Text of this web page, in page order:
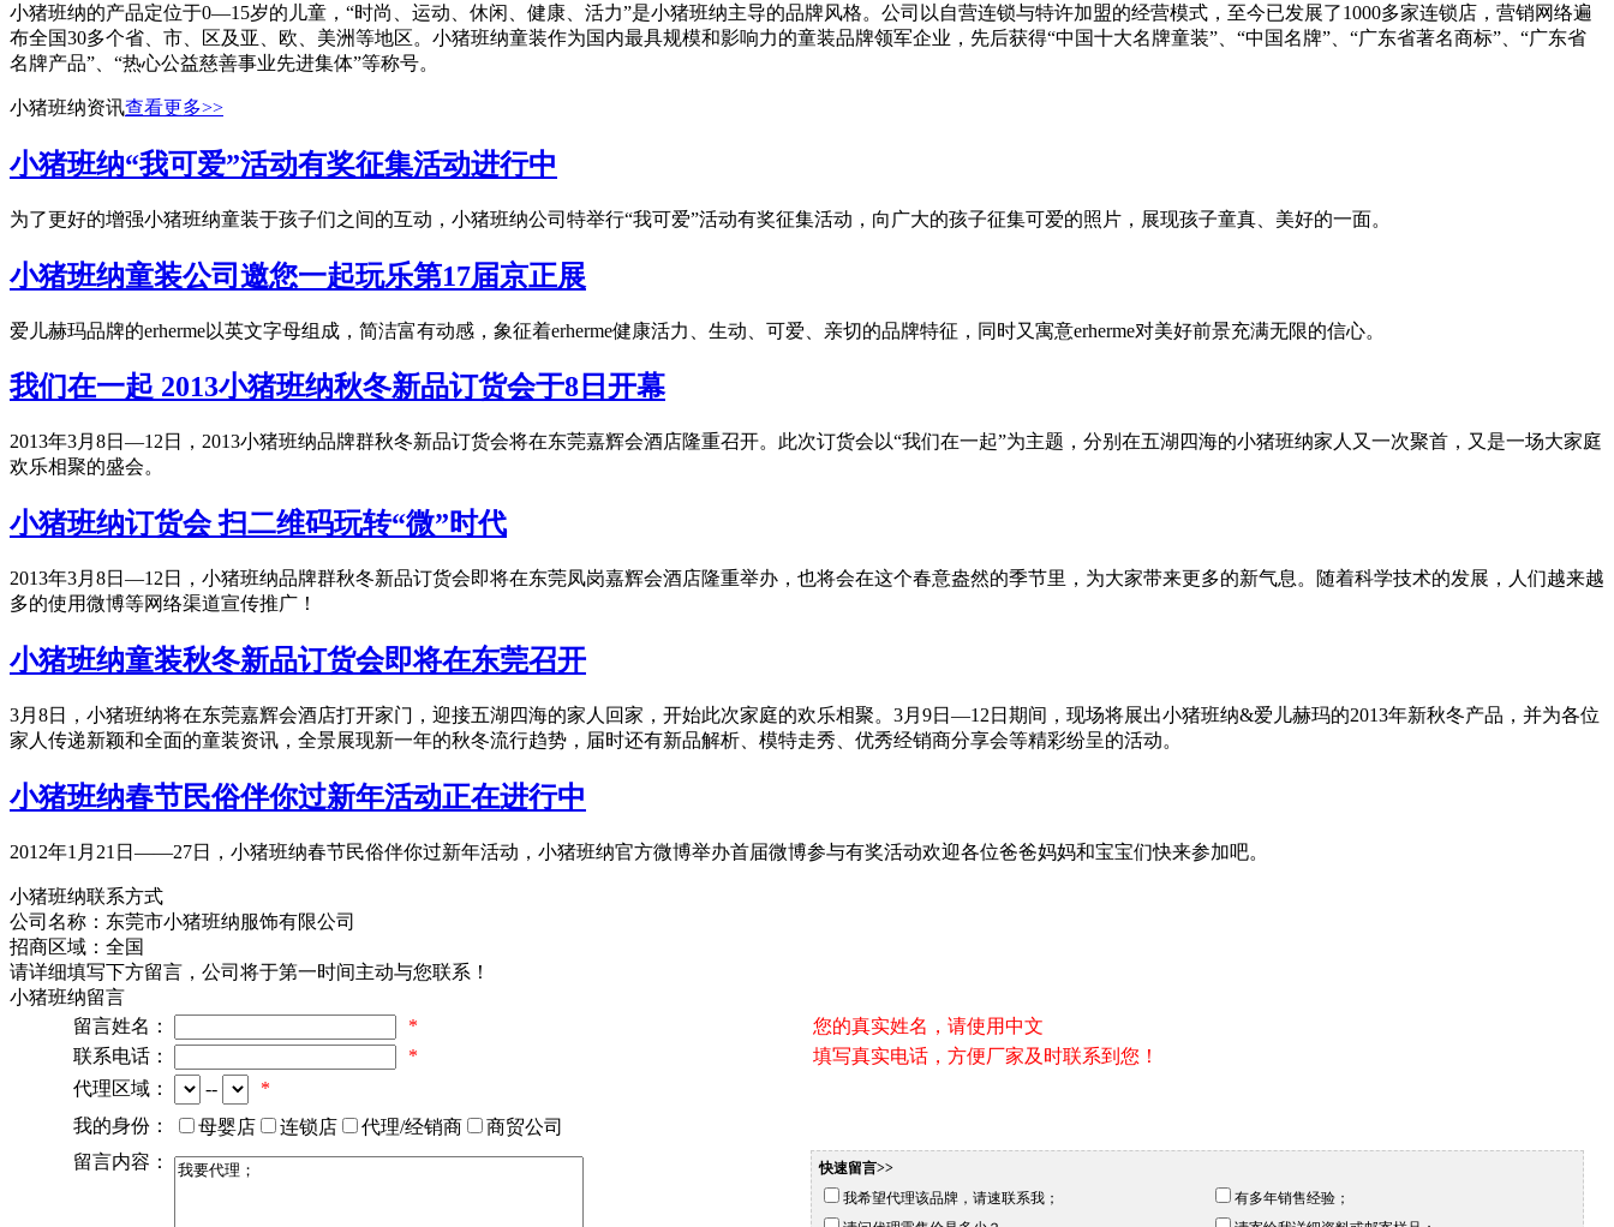
小猪班纳的产品定位于0—15岁的儿童，“时尚、运动、休闲、健康、活力”是小猪班纳主导的品牌风格。公司以自营连锁与特许加盟的经营模式，至今已发展了1000多家连锁店，营销网络遍
布全国30多个省、市、区及亚、欧、美洲等地区。小猪班纳童装作为国内最具规模和影响力的童装品牌领军企业，先后获得“中国十大名牌童装”、“中国名牌”、“广东省著名商标”、“广东省
名牌产品”、“热心公益慈善事业先进集体”等称号。
小猪班纳资讯查看更多>>
小猪班纳“我可爱”活动有奖征集活动进行中
为了更好的增强小猪班纳童装于孩子们之间的互动，小猪班纳公司特举行“我可爱”活动有奖征集活动，向广大的孩子征集可爱的照片，展现孩子童真、美好的一面。
小猪班纳童装公司邀您一起玩乐第17届京正展
爱儿赫玛品牌的erherme以英文字母组成，简洁富有动感，象征着erherme健康活力、生动、可爱、亲切的品牌特征，同时又寓意erherme对美好前景充满无限的信心。
我们在一起 2013小猪班纳秋冬新品订货会于8日开幕
2013年3月8日—12日，2013小猪班纳品牌群秋冬新品订货会将在东莞嘉辉会酒店隆重召开。此次订货会以“我们在一起”为主题，分别在五湖四海的小猪班纳家人又一次聚首，又是一场大家庭
欢乐相聚的盛会。
小猪班纳订货会 扫二维码玩转“微”时代
2013年3月8日—12日，小猪班纳品牌群秋冬新品订货会即将在东莞凤岗嘉辉会酒店隆重举办，也将会在这个春意盎然的季节里，为大家带来更多的新气息。随着科学技术的发展，人们越来越
多的使用微博等网络渠道宣传推广！
小猪班纳童装秋冬新品订货会即将在东莞召开
3月8日，小猪班纳将在东莞嘉辉会酒店打开家门，迎接五湖四海的家人回家，开始此次家庭的欢乐相聚。3月9日—12日期间，现场将展出小猪班纳&爱儿赫玛的2013年新秋冬产品，并为各位
家人传递新颖和全面的童装资讯，全景展现新一年的秋冬流行趋势，届时还有新品解析、模特走秀、优秀经销商分享会等精彩纷呈的活动。
小猪班纳春节民俗伴你过新年活动正在进行中
2012年1月21日——27日，小猪班纳春节民俗伴你过新年活动，小猪班纳官方微博举办首届微博参与有奖活动欢迎各位爸爸妈妈和宝宝们快来参加吧。
小猪班纳联系方式
公司名称： 东莞市小猪班纳服饰有限公司
招商区域： 全国
请详细填写下方留言，公司将于第一时间主动与您联系！
小猪班纳留言
留言姓名：
*
您的真实姓名，请使用中文
联系电话：
*
填写真实电话，方便厂家及时联系到您！
代理区域：
--
*
我的身份：
母婴店 连锁店 代理/经销商
商贸公司
留言内容：
快速留言>>
我希望代理该品牌，请速联系我；
有多年销售经验；